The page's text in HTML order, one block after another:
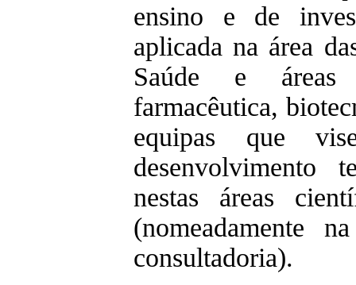
ensino e de
aplicada na área
Saúde e
farmacêutica,
equipas que
desenvolvimento
nestas áreas
(nomeadamente
consultadoria).